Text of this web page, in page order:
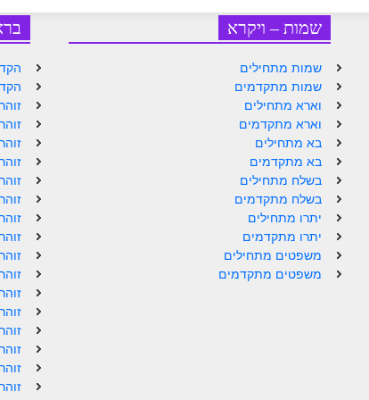
שמות – ויקרא
שמות מתחילים
שמות מתקדמים
וארא מתחילים
וארא מתקדמים
בא מתחילים
בא מתקדמים
בשלח מתחילים
בשלח מתקדמים
יתרו מתחילים
יתרו מתקדמים
משפטים מתחילים
משפטים מתקדמים